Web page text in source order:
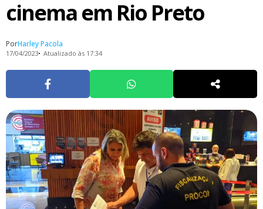
cinema em Rio Preto
PorHarley Pacola
17/04/2023 Atualizado às 17:34